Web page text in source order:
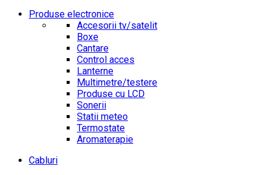
Produse electronice
Accesorii tv/satelit
Boxe
Cantare
Control acces
Lanterne
Multimetre/testere
Produse cu LCD
Sonerii
Statii meteo
Termostate
Aromaterapie
Cabluri